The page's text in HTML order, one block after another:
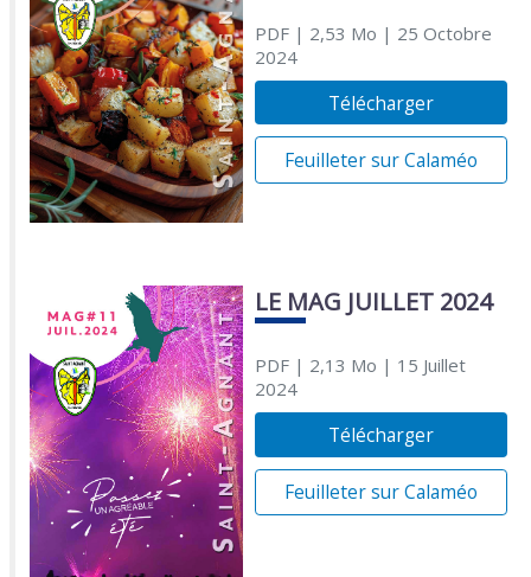
PDF| 2,53 Mo | 25 Octobre
2024
Télécharger
Feuilleter sur Calaméo
LE MAG JUILLET 2024
PDF| 2,13 Mo | 15 Juillet
2024
Télécharger
Feuilleter sur Calaméo